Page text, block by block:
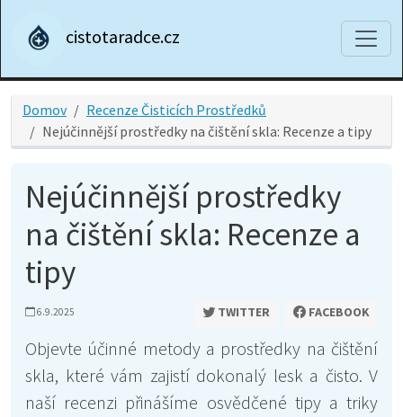
cistotaradce.cz
Domov
Recenze Čisticích Prostředků
Nejúčinnější prostředky na čištění skla: Recenze a tipy
Nejúčinnější prostředky
na čištění skla: Recenze a
tipy
6.9.2025 TWITTER FACEBOOK
Objevte účinné metody a prostředky na čištění
skla, které vám zajistí dokonalý lesk a čisto. V
naší recenzi přinášíme osvědčené tipy a triky